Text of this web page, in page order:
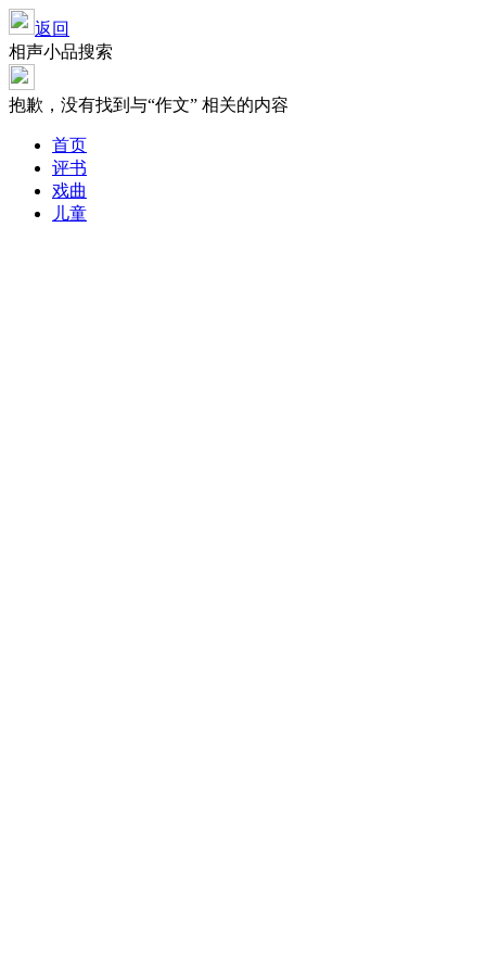
返回
相声小品搜索
抱歉，没有找到与“作文” 相关的内容
首页
评书
戏曲
儿童